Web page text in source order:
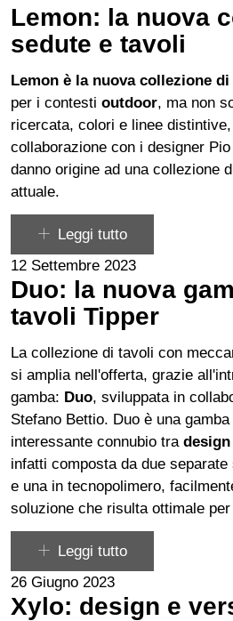
Lemon: la nuova
sedute e tavoli
Lemon è la nuova collezione
per i contesti outdoor, ma non
ricercata, colori e linee
collaborazione con i designer
danno origine ad una collezione
attuale.
Leggi tutto
12 Settembre 2023
Duo: la nuova
tavoli Tipper
La collezione di tavoli con
si amplia nell'offerta, grazie
gamba: Duo, sviluppata in
Stefano Bettio. Duo è una
interessante connubio tra design
infatti composta da due
e una in tecnopolimero,
soluzione che risulta ottimale
Leggi tutto
26 Giugno 2023
Xylo: design e